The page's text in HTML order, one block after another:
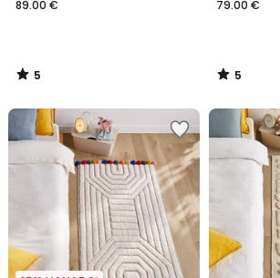
89.00 €
5
/
79.00 €
5
/